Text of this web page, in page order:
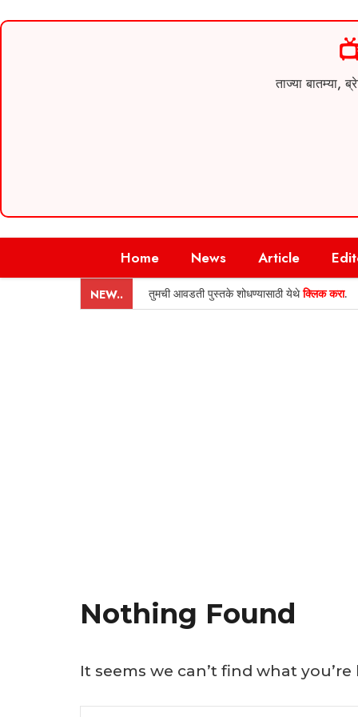
ताज्या
Home News Article
NEW.. तुमची आवडती पुस्तके शोधण्यासाठी येथेक्लिक करा.
Nothing Found
It seems we can’t find what